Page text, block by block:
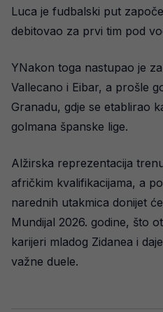
Luca je fudbalski put
debitovao za prvi tim pod
YNakon toga nastupao je
Vallecano i Eibar, a prošle
Granadu, gdje se etablirao
golmana španske lige.
Alžirska reprezentacija
afričkim kvalifikacijama, a
narednih utakmica donijet
Mundijal 2026. godine, što
karijeri mladog Zidanea i
važne duele.